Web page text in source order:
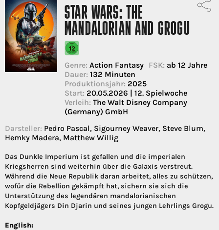
STAR WARS: THE
MANDALORIAN AND GROGU
Genre: Action Fantasy FSK: ab 12 Jahre
Dauer: 132 Minuten
Produktionsjahr: 2025
Start: 20.05.2026 | 12. Spielwoche
Verleih: The Walt Disney Company
(Germany) GmbH
Darsteller: Pedro Pascal, Sigourney Weaver, Steve Blum,
Hemky Madera, Matthew Willig
Das Dunkle Imperium ist gefallen und die imperialen
Kriegsherren sind weiterhin über die Galaxis verstreut.
Während die Neue Republik daran arbeitet, alles zu schützen,
wofür die Rebellion gekämpft hat, sichern sie sich die
Unterstützung des legendären mandalorianischen
Kopfgeldjägers Din Djarin und seines jungen Lehrlings Grogu.
English: